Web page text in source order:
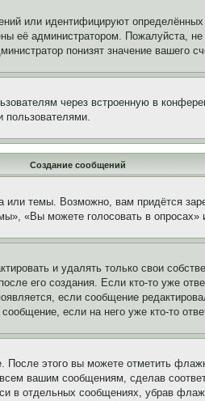
или идентифицируют
её администратором. Пожалуйста,
понизят значение вашего
через встроенную в
пользователями.
Создание сообщений
темы. Возможно, вам придётся
«Вы можете голосовать в опросах»
и удалять только свои
его создания. Если кто-то уже
если сообщение
если на него уже кто-то
этого вы можете отметить
вашим сообщениям, сделав
в отдельных сообщениях, убрав